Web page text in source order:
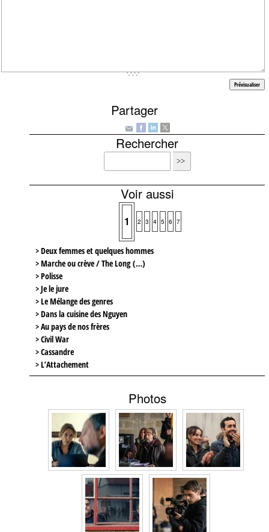
Partager
Rechercher
Voir aussi
1 2 3 4 5 6 7
> Deux femmes et quelques hommes
> Marche ou crève / The Long (…)
> Polisse
> Je le jure
> Le Mélange des genres
> Dans la cuisine des Nguyen
> Au pays de nos frères
> Civil War
> Cassandre
> L’Attachement
Photos